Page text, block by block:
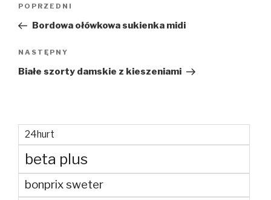
Poprzedni
wpis
POPRZEDNI
Bordowa ołówkowa sukienka midi
Następny
wpis
NASTĘPNY
Białe szorty damskie z kieszeniami
24hurt
beta plus
bonprix sweter